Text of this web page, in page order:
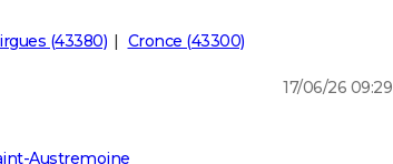
(43380) Cronce (43300)
17/06/26 09:29
Austremoine